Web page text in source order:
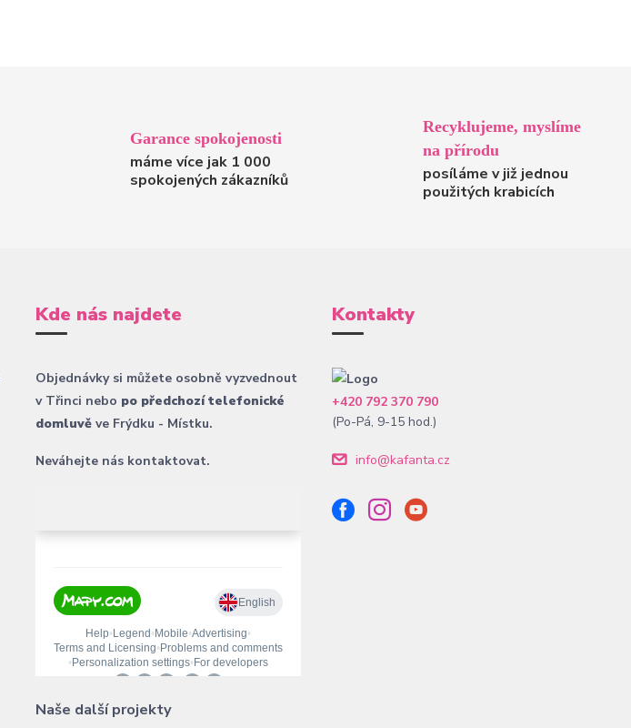
Garance spokojenosti
máme více jak 1 000
spokojených zákazníků
Recyklujeme, myslíme
na přírodu
posíláme v již jednou
použitých krabicích
Kde nás najdete
Objednávky si můžete osobně vyzvednout
v Třinci nebo po předchozí telefonické
domluvě ve Frýdku - Místku.
Neváhejte nás kontaktovat.
Naše další projekty
Kontakty
+420 792 370 790
(Po-Pá, 9-15 hod.)
info@kafanta.cz